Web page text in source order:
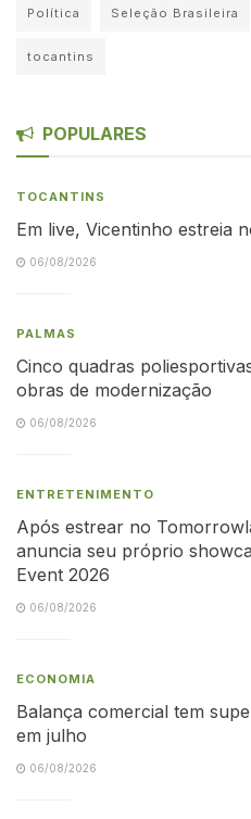
Política Seleção Brasileira
tocantins
POPULARES
TOCANTINS
Em live, Vicentinho estreia
06/08/2026
PALMAS
Cinco quadras
obras de modernização
06/08/2026
ENTRETENIMENTO
Após estrear no
anuncia seu próprio
Event 2026
06/08/2026
ECONOMIA
Balança comercial tem
em julho
06/08/2026